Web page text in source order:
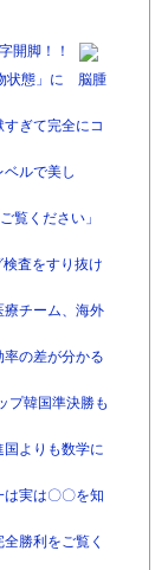
開脚！！
状態」に 脳腫
ぎて完全にコ
ルで美し
覧ください」
査をすり抜け
療チーム、海外
の差が分かる
プ韓国準決勝も
国よりも数学に
実は〇〇を知
勝利をご覧く